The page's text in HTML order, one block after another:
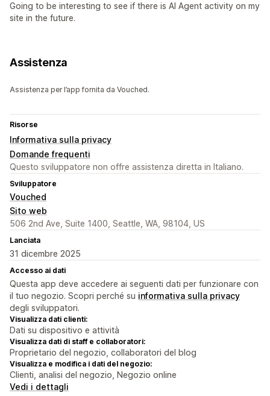
Going to be interesting to see if there is AI Agent activity on my
site in the future.
Assistenza
Assistenza per l’app fornita da Vouched.
Risorse
Informativa sulla privacy
Domande frequenti
Questo sviluppatore non offre assistenza diretta in Italiano.
Sviluppatore
Vouched
Sito web
506 2nd Ave, Suite 1400, Seattle, WA, 98104, US
Lanciata
31 dicembre 2025
Accesso ai dati
Questa app deve accedere ai seguenti dati per funzionare con
il tuo negozio. Scopri perché su informativa sulla privacy
degli sviluppatori.
Visualizza dati clienti:
Dati su dispositivo e attività
Visualizza dati di staff e collaboratori:
Proprietario del negozio, collaboratori del blog
Visualizza e modifica i dati del negozio:
Clienti, analisi del negozio, Negozio online
Vedi i dettagli